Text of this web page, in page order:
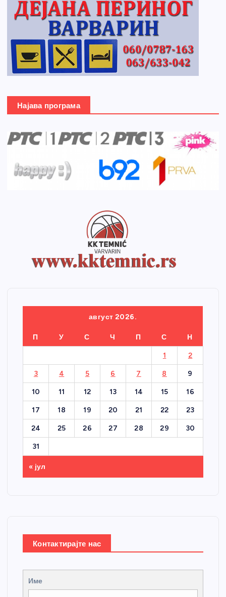
Најава програма
август 2026.
П У С Ч П С Н
1 2
3 4 5 6 7 8 9
10 11 12 13 14 15 16
17 18 19 20 21 22 23
24 25 26 27 28 29 30
31
« јул
Контактирајте нас
Име